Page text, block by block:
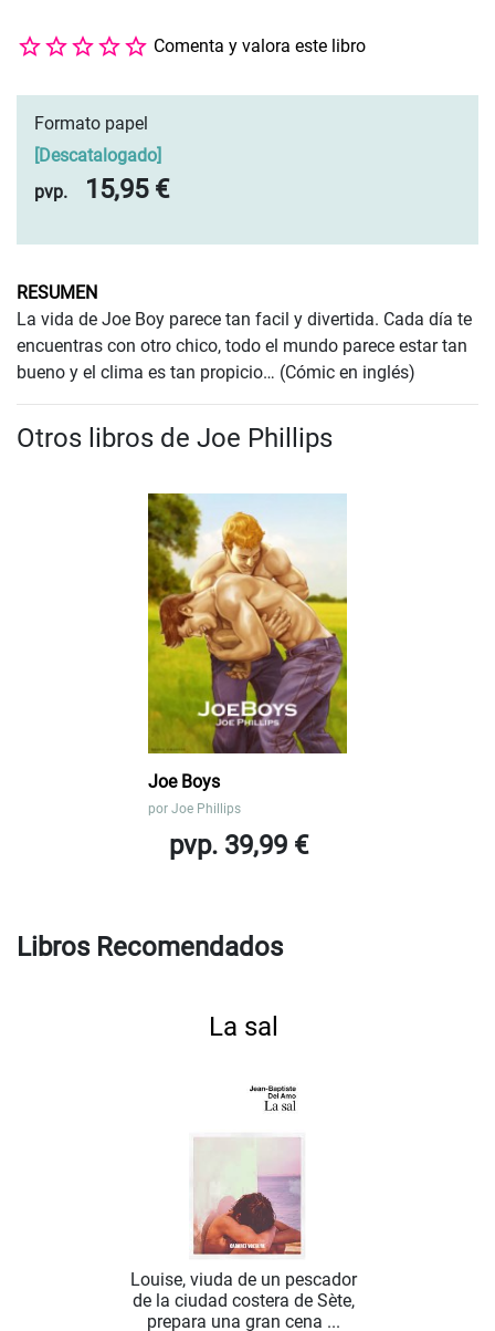
Comenta y valora este libro
Formato papel
Descatalogado]
pvp.
15,95 €
RESUMEN
La vida de Joe Boy parece tan facil y divertida. Cada día te
encuentras con otro chico, todo el mundo parece estar tan
bueno y el clima es tan propicio… (Cómic en inglés)
Otros libros de Joe Phillips
Joe Boys
por Joe Phillips
pvp. 39,99 €
Libros Recomendados
La sal
Louise, viuda de un pescador
de la ciudad costera de Sète,
prepara una gran cena ...